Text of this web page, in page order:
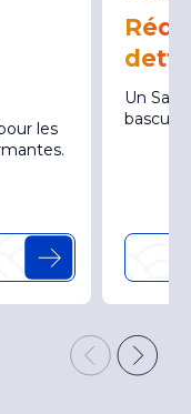
les
Un
bascule